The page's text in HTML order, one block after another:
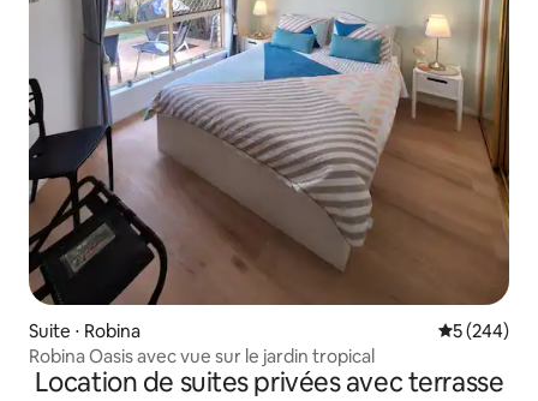
Suite ⋅ Robina Évaluation
5 (244)
Robina Oasis avec vue sur le jardin tropical
Location de suites privées avec terrasse